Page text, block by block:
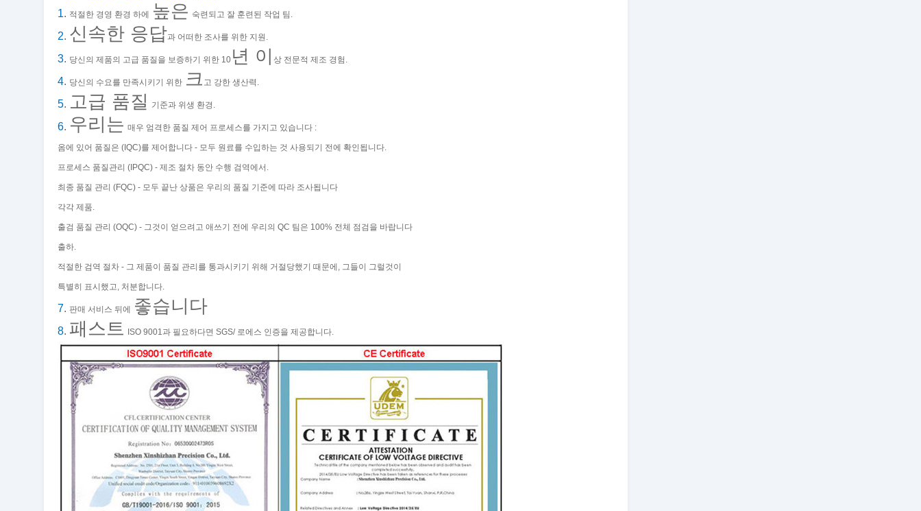
1. 적절한 경영 환경 하에 높은 숙련되고 잘 훈련된 작업 팀.
2. 신속한 응답과 어떠한 조사를 위한 지원.
3. 당신의 제품의 고급 품질을 보증하기 위한 10 년 이 상 전문적 제조 경험.
4. 당신의 수요를 만족시키기 위한 크 고 강한 생산력.
5. 고급 품질 기준과 위생 환경.
6. 우리는 매우 엄격한 품질 제어 프로세스를 가지고 있습니다 :
옴에 있어 품질은 (IQC)를 제어합니다 - 모두 원료를 수입하는 것 사용되기 전에 확인됩니다.
프로세스 품질관리 (IPQC) - 제조 절차 동안 수행 검역에서.
최종 품질 관리 (FQC) - 모두 끝난 상품은 우리의 품질 기준에 따라 조사됩니다
각각 제품.
출검 품질 관리 (OQC) - 그것이 얻으려고 애쓰기 전에 우리의 QC 팀은 100% 전체 점검을 바랍니다
출하.
적절한 검역 절차 - 그 제품이 품질 관리를 통과시키기 위해 거절당했기 때문에, 그들이 그럴것이
특별히 표시했고, 처분합니다.
7. 판매 서비스 뒤에 좋습니다
8. 패스트 ISO 9001과 필요하다면 SGS/ 로에스 인증을 제공합니다.